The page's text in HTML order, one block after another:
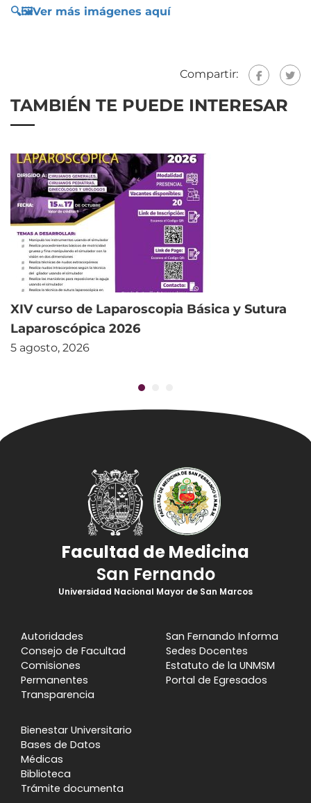
🔍🖼️Ver más imágenes aquí
Compartir:
TAMBIÉN TE PUEDE INTERESAR
XIV curso de Laparoscopia Básica y Sutura
Laparoscópica 2026
5 agosto, 2026
Facultad de Medicina
San Fernando
Universidad Nacional Mayor de San Marcos
Autoridades
Consejo de Facultad
Comisiones
Permanentes
Transparencia
San Fernando Informa
Sedes Docentes
Estatuto de la UNMSM
Portal de Egresados
Bienestar Universitario
Bases de Datos
Médicas
Biblioteca
Trámite documenta